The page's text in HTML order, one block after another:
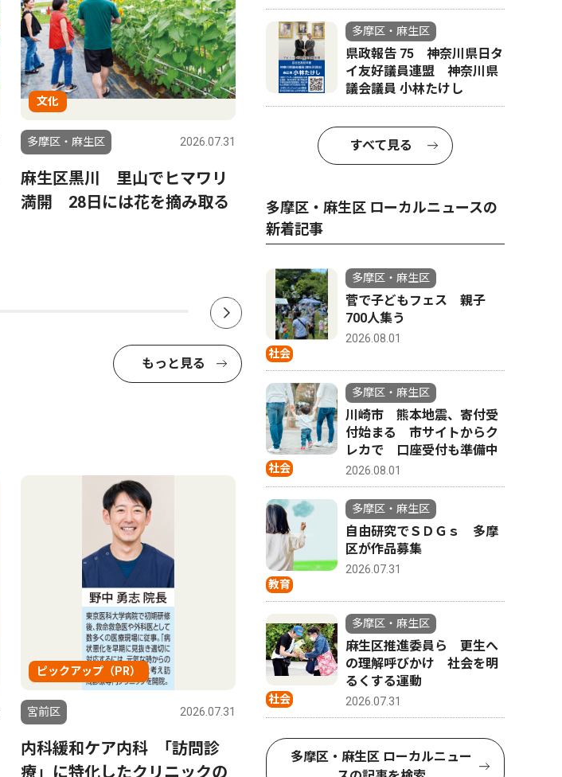
文化
多摩区・麻生区 2026.07.31
麻生区黒川 里山でヒマワリ
満開 28日には花を摘み取る
多摩区・麻生区 2026.07.31
始 無償・有償とも先着２千
台
63年間の歴
もっと見る
ピックアップ（PR）
宮前区 2026.07.31
内科緩和ケア内科 ｢訪問診
療」に特化したクリニックの
多摩区・麻生区
県政報告 75 神奈川県日タ
イ友好議員連盟 神奈川県
議会議員 小林たけし
すべて見る
多摩区・麻生区 ローカルニュースの
新着記事
社会
多摩区・麻生区
菅で子どもフェス 親子
700人集う
2026.08.01
社会
多摩区・麻生区
川崎市 熊本地震、寄付受
付始まる 市サイトからク
レカで 口座受付も準備中
2026.08.01
教育
多摩区・麻生区
自由研究でＳＤＧｓ 多摩
区が作品募集
2026.07.31
社会
多摩区・麻生区
麻生区推進委員ら 更生へ
の理解呼びかけ 社会を明
るくする運動
2026.07.31
多摩区・麻生区 ローカルニュー